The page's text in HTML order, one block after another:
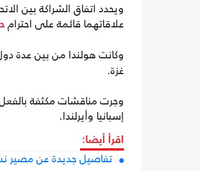
ويحدد اتفاق الشراكة بين
علاقاتهما قائمة على احترام
وكانت هولندا من بين عدة
غزة.
وجرت مناقشات مكثفة
إسبانيا وأيرلندا.
اقرأ أيضا:
تفاصيل جديدة عن مصير